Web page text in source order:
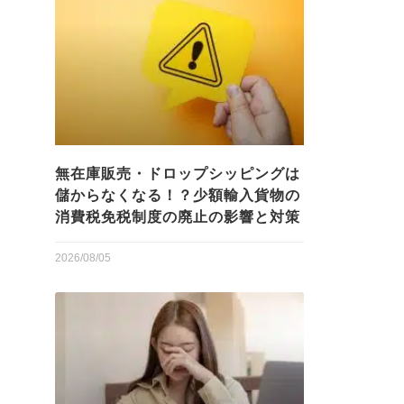
無在庫販売・ドロップシッピングは
儲からなくなる！？少額輸入貨物の
消費税免税制度の廃止の影響と対策
2026/08/05